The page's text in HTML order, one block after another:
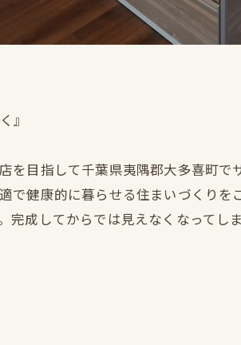
』
を目指して千葉県夷隅郡大多喜町
で健康的に暮らせる住まいづくり
完成してからでは見えなくなって